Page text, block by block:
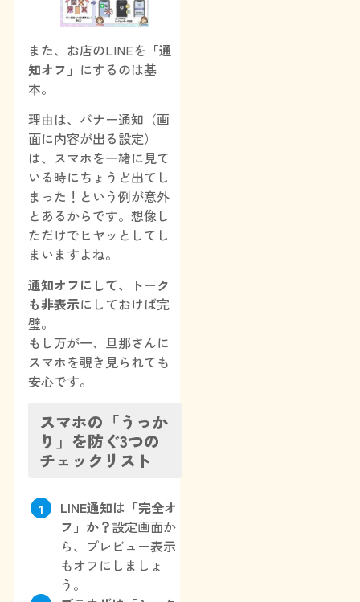
また、お店のLINEを 「通
知オフ」 にするのは基
本。
理由は、バナー通知（画
面に内容が出る設定）
は、スマホを一緒に見て
いる時にちょうど出てし
まった！という例が意外
とあるからです。想像し
ただけでヒヤッとしてし
まいますよね。
通知オフにして、トーク
も非表示にしておけば完
璧。
もし万が一、旦那さんに
スマホを覗き見られても
安心です。
スマホの「うっか
り」を防ぐ3つの
チェックリスト
LINE通知は「完全オ
フ」か？設定画面か
ら、プレビュー表示
もオフにしましょ
う。